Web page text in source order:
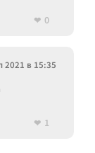
0
2021 в 15:35
1